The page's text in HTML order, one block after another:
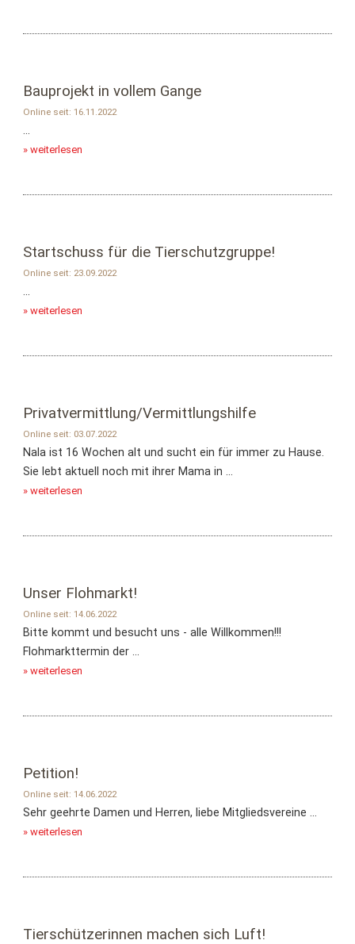
Bauprojekt in vollem Gange
Online seit: 16.11.2022
...
» weiterlesen
Startschuss für die Tierschutzgruppe!
Online seit: 23.09.2022
...
» weiterlesen
Privatvermittlung/Vermittlungshilfe
Online seit: 03.07.2022
Nala ist 16 Wochen alt und sucht ein für immer zu Hause.
Sie lebt aktuell noch mit ihrer Mama in ...
» weiterlesen
Unser Flohmarkt!
Online seit: 14.06.2022
Bitte kommt und besucht uns - alle Willkommen!!!
Flohmarkttermin der ...
» weiterlesen
Petition!
Online seit: 14.06.2022
Sehr geehrte Damen und Herren, liebe Mitgliedsvereine ...
» weiterlesen
Tierschützerinnen machen sich Luft!